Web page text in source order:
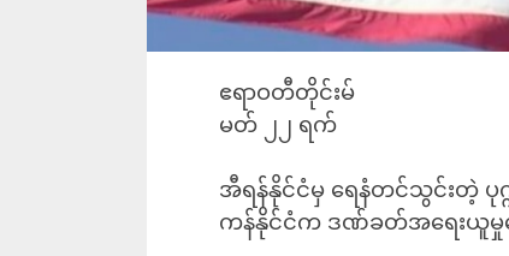
ဧရာဝတီတိုင်းမ်
မတ် ၂၂ ရက်
အီရန်နိုင်ငံမှ ရေနံတင်သွင်းတဲ့
ကန်နိုင်ငံက ဒဏ်ခတ်အရေးယူ